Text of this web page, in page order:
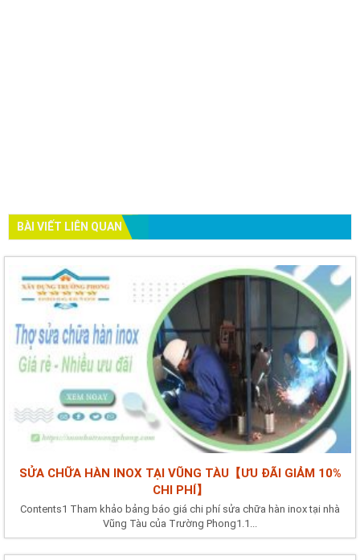
BÀI VIẾT LIÊN QUAN
SỬA CHỮA HÀN INOX TẠI VŨNG TÀU【ƯU ĐÃI GIẢM 10%
CHI PHÍ】
Contents1 Tham khảo bảng báo giá chi phí sửa chữa hàn inox tại nhà
Vũng Tàu của Trường Phong1.1...